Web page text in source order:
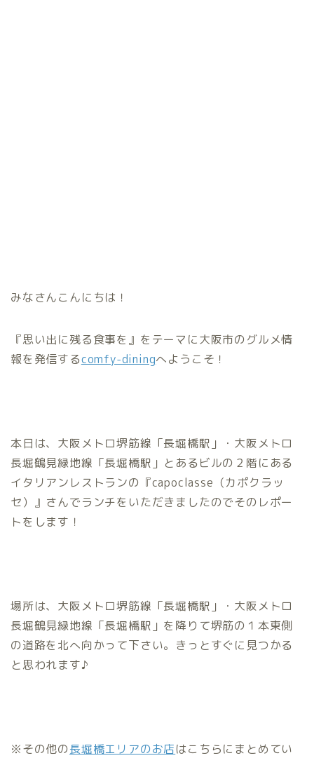
みなさんこんにちは！
『思い出に残る食事を』をテーマに大阪市のグルメ情
報を発信するcomfy-diningへようこそ！
本日は、大阪メトロ堺筋線「長堀橋駅」・大阪メトロ
長堀鶴見緑地線「長堀橋駅」とあるビルの２階にある
イタリアンレストランの『capoclasse（カポクラッ
セ）』さんでランチをいただきましたのでそのレポー
トをします！
場所は、大阪メトロ堺筋線「長堀橋駅」・大阪メトロ
長堀鶴見緑地線「長堀橋駅」を降りて堺筋の１本東側
の道路を北へ向かって下さい。きっとすぐに見つかる
と思われます♪
※その他の長堀橋エリアのお店はこちらにまとめてい